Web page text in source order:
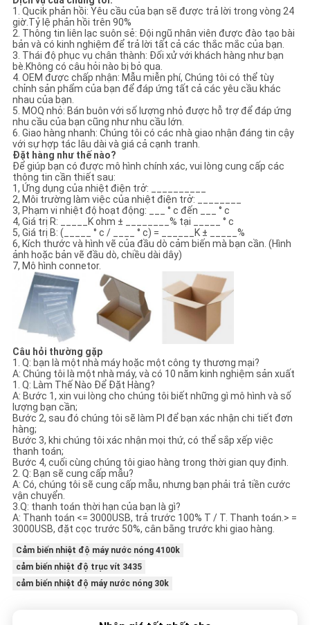
1. Qucik phản hồi: Yêu cầu của bạn sẽ được trả lời trong vòng 24
giờ.Tỷ lệ phản hồi trên 90%
2. Thông tin liên lạc suôn sẻ: Đội ngũ nhân viên được đào tạo bài
bản và có kinh nghiệm để trả lời tất cả các thắc mắc của bạn.
3. Thái độ phục vụ chân thành: Đối xử với khách hàng như bạn
bè.Không có câu hỏi nào bị bỏ qua.
4. OEM được chấp nhận: Mẫu miễn phí, Chúng tôi có thể tùy
chỉnh sản phẩm của bạn để đáp ứng tất cả các yêu cầu khác
nhau của bạn.
5. MOQ nhỏ: Bán buôn với số lượng nhỏ được hỗ trợ để đáp ứng
nhu cầu của bạn cũng như nhu cầu lớn.
6. Giao hàng nhanh: Chúng tôi có các nhà giao nhận đáng tin cậy
với sự hợp tác lâu dài và giá cả cạnh tranh.
Đặt hàng như thế nào?
Để giúp bạn có được mô hình chính xác, vui lòng cung cấp các
thông tin cần thiết sau:
1, Ứng dụng của nhiệt điện trở: __________
2, Môi trường làm việc của nhiệt điện trở: ________
3, Phạm vi nhiệt độ hoạt động: ___ ° c đến ___ ° c
4, Giá trị R: _____K ohm ± ________% tại _____ ° c
5, Giá trị B: (_____ ° c / ____ ° c) = ______K ± _____%
6, Kích thước và hình vẽ của đầu dò cảm biến mà bạn cần. (Hình
ảnh hoặc bản vẽ đầu dò, chiều dài dây)
7, Mô hình connetor.
Câu hỏi thường gặp
1. Q: bạn là một nhà máy hoặc một công ty thương mại?
A: Chúng tôi là một nhà máy, và có 10 năm kinh nghiệm sản xuất
1. Q: Làm Thế Nào Để Đặt Hàng?
A: Bước 1, xin vui lòng cho chúng tôi biết những gì mô hình và số
lượng bạn cần;
Bước 2, sau đó chúng tôi sẽ làm PI để bạn xác nhận chi tiết đơn
hàng;
Bước 3, khi chúng tôi xác nhận mọi thứ, có thể sắp xếp việc
thanh toán;
Bước 4, cuối cùng chúng tôi giao hàng trong thời gian quy định.
2. Q: Bạn sẽ cung cấp mẫu?
A: Có, chúng tôi sẽ cung cấp mẫu, nhưng bạn phải trả tiền cước
vận chuyển.
3.Q: thanh toán thời hạn của bạn là gì?
A: Thanh toán <= 3000USB, trả trước 100% T / T. Thanh toán.> =
3000USB, đặt cọc trước 50%, cân bằng trước khi giao hàng.
Cảm biến nhiệt độ máy nước nóng 4100k
cảm biến nhiệt độ trục vít 3435
cảm biến nhiệt độ máy nước nóng 30k